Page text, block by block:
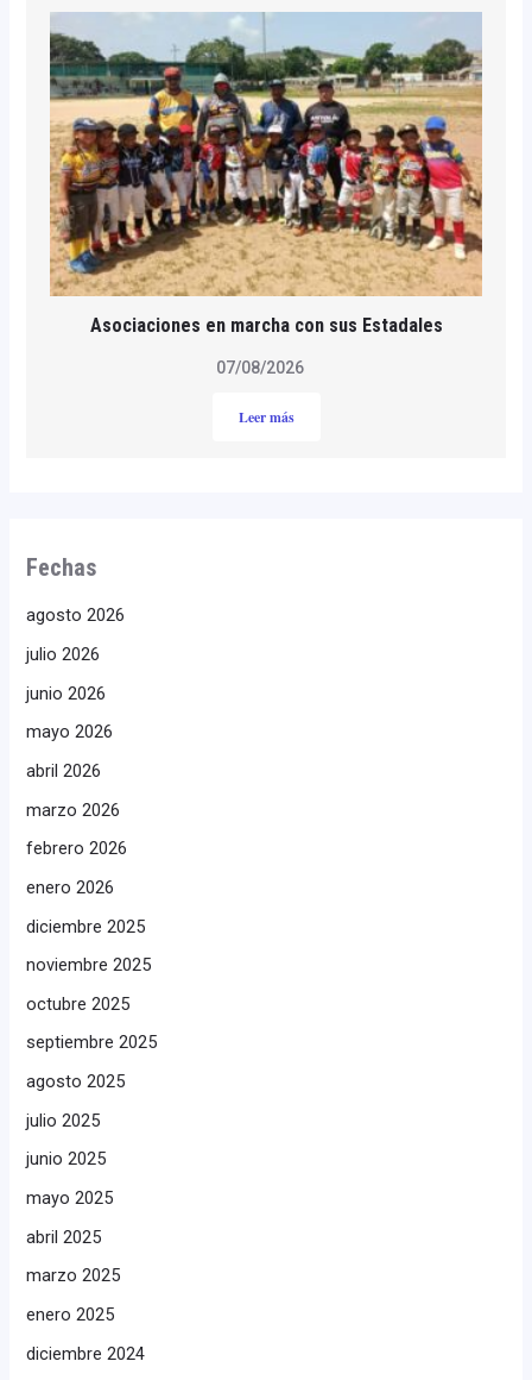
Asociaciones en marcha con sus Estadales
07/08/2026
Leer más
Fechas
agosto 2026
julio 2026
junio 2026
mayo 2026
abril 2026
marzo 2026
febrero 2026
enero 2026
diciembre 2025
noviembre 2025
octubre 2025
septiembre 2025
agosto 2025
julio 2025
junio 2025
mayo 2025
abril 2025
marzo 2025
enero 2025
diciembre 2024